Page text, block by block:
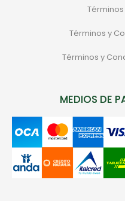
Términos y
Términos y
MEDIOS DE